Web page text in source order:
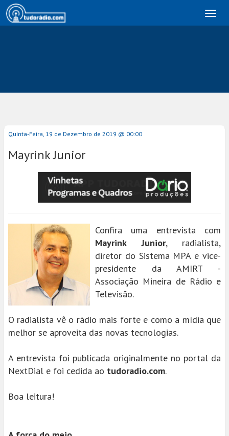
Quinta-Feira, 19 de Dezembro de 2019 @ 00:00
Mayrink Junior
Confira uma entrevista com
Mayrink Junior, radialista,
diretor do Sistema MPA e vice-
presidente da AMIRT -
Associação Mineira de Rádio e
Televisão.
O radialista vê o rádio mais forte e como a mídia que
melhor se aproveita das novas tecnologias.
A entrevista foi publicada originalmente no portal da
NextDial e foi cedida ao tudoradio.com.
Boa leitura!